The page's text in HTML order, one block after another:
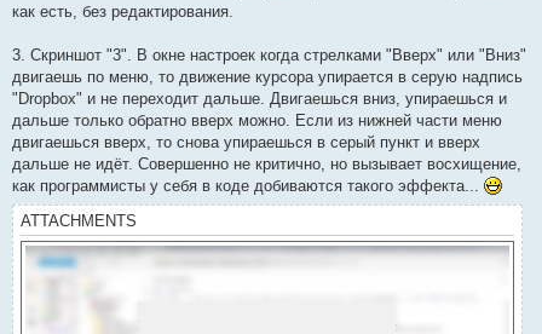
как есть, без редактирования.
3. Скриншот "3". В окне настроек когда стрелками "Вверх" или "Вниз"
двигаешь по меню, то движение курсора упирается в серую надпись
"Dropbox" и не переходит дальше. Двигаешься вниз, упираешься и
дальше только обратно вверх можно. Если из нижней части меню
двигаешься вверх, то снова упираешься в серый пункт и вверх
дальше не идёт. Совершенно не критично, но вызывает восхищение,
как программисты у себя в коде добиваются такого эффекта...
ATTACHMENTS